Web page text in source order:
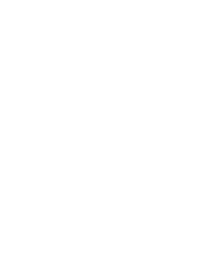
plateforme
réel
Unity
un support expert